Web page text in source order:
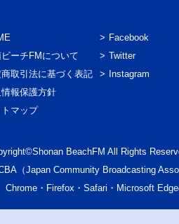
ーチFMについて
取引法に基づく表記
報保護方針
マップ
Facebook
Twitter
Instagram
BeachFM All Rights
（Japan Community Broadcasting
・Firefox・Safari・Microsoft